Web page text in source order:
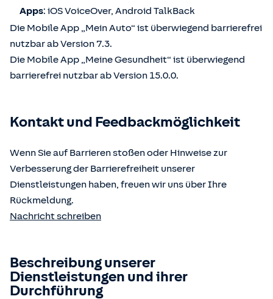
Apps: iOS VoiceOver, Android TalkBack
Die Mobile App „Mein Auto“ ist überwiegend barrierefrei
nutzbar ab Version 7.3.
Die Mobile App „Meine Gesundheit“ ist überwiegend
barrierefrei nutzbar ab Version 15.0.0.
Kontakt und Feedbackmöglichkeit
Wenn Sie auf Barrieren stoßen oder Hinweise zur
Verbesserung der Barrierefreiheit unserer
Dienstleistungen haben, freuen wir uns über Ihre
Rückmeldung.
Nachricht schreiben
Beschreibung unserer
Dienstleistungen und ihrer
Durchführung